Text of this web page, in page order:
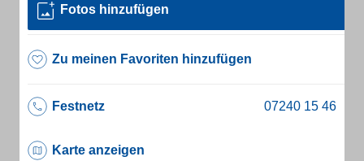
Fotos hinzufügen
Zu meinen Favoriten hinzufügen
Festnetz
Karte anzeigen